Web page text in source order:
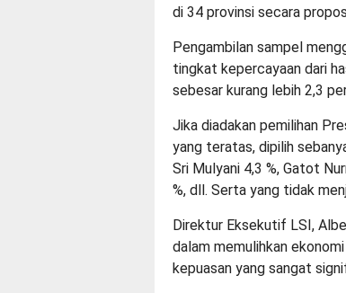
di 34 provinsi secara
Pengambilan sampel
tingkat kepercayaan dari
sebesar kurang lebih 2,3
Jika diadakan pemilihan
yang teratas, dipilih
Sri Mulyani 4,3 %, Gatot
%, dll. Serta yang tidak
Direktur Eksekutif LSI,
dalam memulihkan
kepuasan yang sangat